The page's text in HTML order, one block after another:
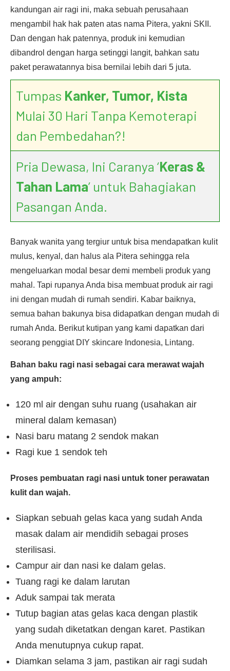
kandungan air ragi ini, maka sebuah perusahaan
mengambil hak hak paten atas nama Pitera, yakni SKII.
Dan dengan hak patennya, produk ini kemudian
dibandrol dengan harga setinggi langit, bahkan satu
paket perawatannya bisa bernilai lebih dari 5 juta.
Tumpas Kanker, Tumor, Kista
Mulai 30 Hari Tanpa Kemoterapi
dan Pembedahan?!
Pria Dewasa, Ini Caranya ‘Keras &
Tahan Lama’ untuk Bahagiakan
Pasangan Anda.
Banyak wanita yang tergiur untuk bisa mendapatkan kulit
mulus, kenyal, dan halus ala Pitera sehingga rela
mengeluarkan modal besar demi membeli produk yang
mahal. Tapi rupanya Anda bisa membuat produk air ragi
ini dengan mudah di rumah sendiri. Kabar baiknya,
semua bahan bakunya bisa didapatkan dengan mudah di
rumah Anda. Berikut kutipan yang kami dapatkan dari
seorang penggiat DIY skincare Indonesia, Lintang.
Bahan baku ragi nasi sebagai cara merawat wajah
yang ampuh:
120 ml air dengan suhu ruang (usahakan air
mineral dalam kemasan)
Nasi baru matang 2 sendok makan
Ragi kue 1 sendok teh
Proses pembuatan ragi nasi untuk toner perawatan
kulit dan wajah.
Siapkan sebuah gelas kaca yang sudah Anda
masak dalam air mendidih sebagai proses
sterilisasi.
Campur air dan nasi ke dalam gelas.
Tuang ragi ke dalam larutan
Aduk sampai tak merata
Tutup bagian atas gelas kaca dengan plastik
yang sudah diketatkan dengan karet. Pastikan
Anda menutupnya cukup rapat.
Diamkan selama 3 jam, pastikan air ragi sudah